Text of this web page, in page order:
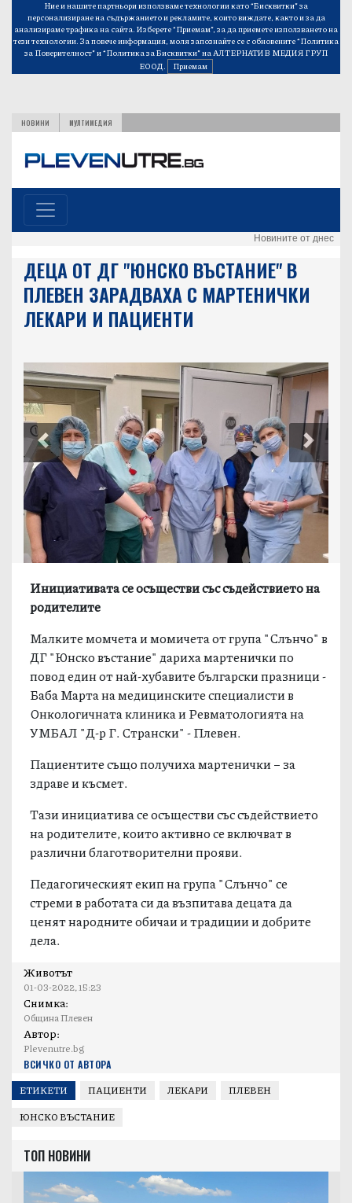
Ние и нашите партньори използваме технологии като “Бисквитки” за
персонализиране на съдържанието и рекламите, които виждате, както и за да
анализираме трафика на сайта. Изберете “Приемам”, за да приемете използването на
тези технологии. За повече информация, моля запознайте се с обновените“Политика
за Поверителност”и“Политика за Бисквитки”на АЛТЕРНАТИВ МЕДИЯ ГРУП
ЕООД.
Приемам
НОВИНИ МУЛТИМЕДИЯ
Новините от днес
ДЕЦА ОТ ДГ "ЮНСКО ВЪСТАНИЕ" В
ПЛЕВЕН ЗАРАДВАХА С МАРТЕНИЧКИ
ЛЕКАРИ И ПАЦИЕНТИ
Previous Next
Животът
01-03-2022, 15:23
Снимка:
Община Плевен
Автор:
ВСИЧКО ОТ АВТОРА
Инициативата се осъществи със съдействието на
родителите
Малките момчета и момичета от група "Слънчо" в
ДГ "Юнско въстание" дариха мартенички по
повод един от най-хубавите български празници -
Баба Марта на медицинските специалисти в
Онкологичната клиника и Ревматологията на
УМБАЛ "Д-р Г. Странски" - Плевен.
Пациентите също получиха мартенички – за
здраве и късмет.
Тази инициатива се осъществи със съдействието
на родителите, които активно се включват в
различни благотворителни прояви.
Педагогическият екип на група "Слънчо" се
стреми в работата си да възпитава децата да
ценят народните обичаи и традиции и добрите
дела.
ЕТИКЕТИ ПАЦИЕНТИ
ТОП НОВИНИ